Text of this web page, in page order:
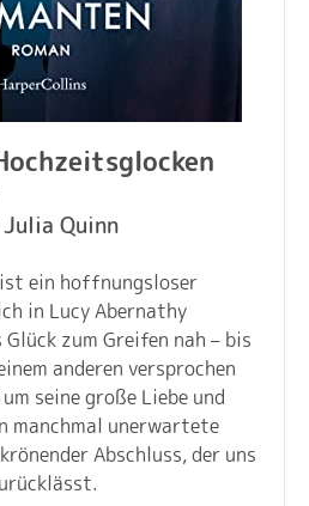
Quinn
ein hoffnungsloser
in Lucy Abernathy
zum Greifen nah – bis
anderen versprochen
seine große Liebe und
manchmal unerwartete
Abschluss, der uns